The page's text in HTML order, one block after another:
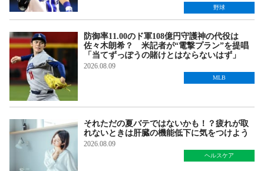
野球
防御率11.00のド軍108億円守護神の代役は
佐々木朗希？ 米記者が“電撃プラン”を提唱
「当てずっぽうの賭けとはならないはず」
2026.08.09
MLB
それただの夏バテではないかも！？疲れが取
れないときは肝臓の機能低下に気をつけよう
2026.08.09
ヘルスケア